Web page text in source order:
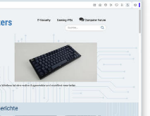
man sich jedoch nicht
also umfassenden
lässt sich nachweisen,
Leistung bietet.
diesem Bericht erläutern.